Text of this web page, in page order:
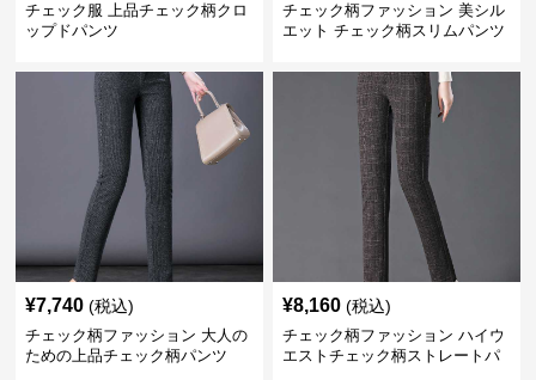
チェック服 上品チェック柄クロ
ップドパンツ
チェック柄ファッション 美シル
エット チェック柄スリムパンツ
¥7,740 (税込)
チェック柄ファッション 大人の
ための上品チェック柄パンツ
¥8,160 (税込)
チェック柄ファッション ハイウ
エストチェック柄ストレートパ